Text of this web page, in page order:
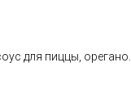
для пиццы, орегано.